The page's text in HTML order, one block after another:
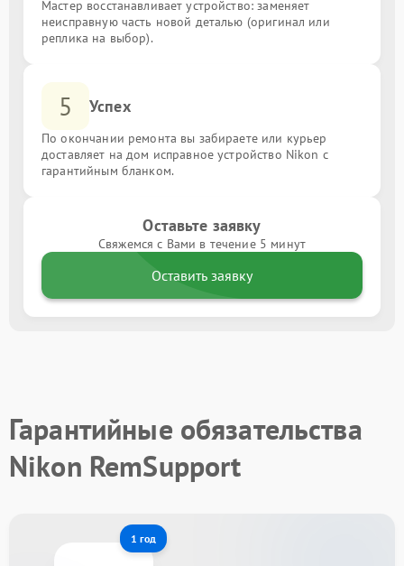
Мастер восстанавливает устройство: заменяет
неисправную часть новой деталью (оригинал или
реплика на выбор).
5 Успех
По окончании ремонта вы забираете или курьер
доставляет на дом исправное устройство Nikon с
гарантийным бланком.
Оставьте заявку
Свяжемся с Вами в течение 5 минут
Оставить заявку
Гарантийные обязательства
Nikon RemSupport
1 год